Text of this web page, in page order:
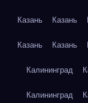
Казань Казань
Казань Казань
Калининград
Калининград